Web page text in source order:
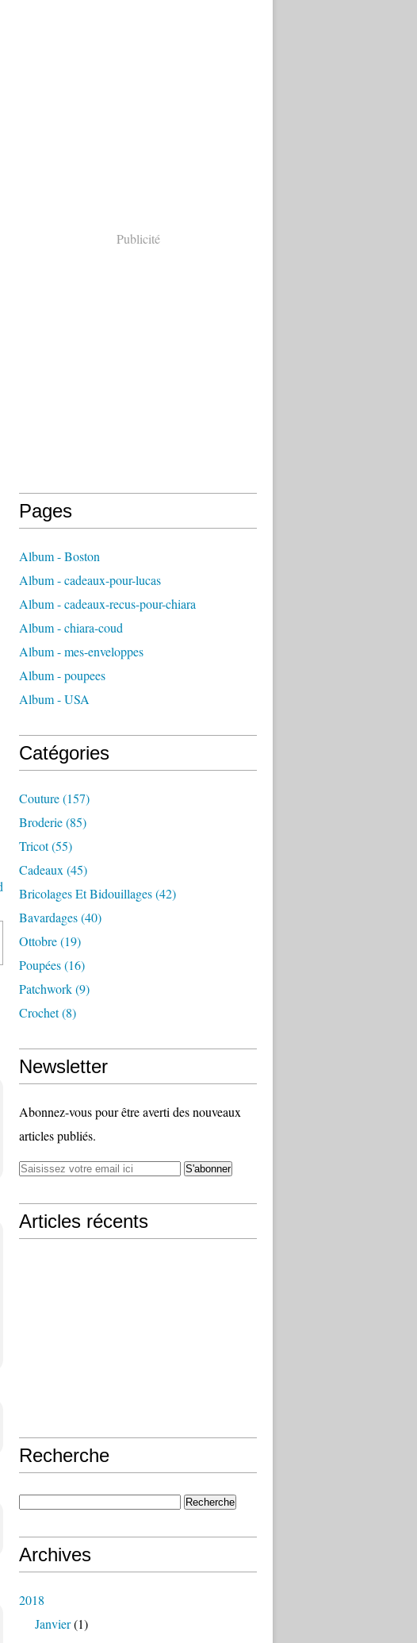
Publicité
Pages
Album - Boston
Album - cadeaux-pour-lucas
Album - cadeaux-recus-pour-chiara
Album - chiara-coud
Album - mes-enveloppes
Album - poupees
Album - USA
Catégories
Couture(157)
Broderie(85)
Tricot(55)
Cadeaux (45)
Bricolages Et Bidouillages(42)
Bavardages(40)
Ottobre(19)
Poupées(16)
Patchwork(9)
Crochet(8)
Newsletter
Abonnez-vous pour être averti des nouveaux
articles publiés.
Articles récents
Recherche
Archives
2018
Janvier(1)